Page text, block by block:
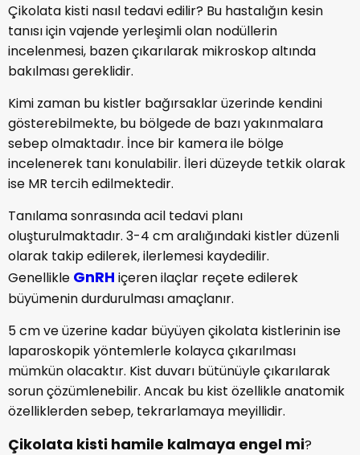
Çikolata kisti nasıl tedavi edilir? Bu hastalığın kesin
tanısı için vajende yerleşimli olan nodüllerin
incelenmesi, bazen çıkarılarak mikroskop altında
bakılması gereklidir.
Kimi zaman bu kistler bağırsaklar üzerinde kendini
gösterebilmekte, bu bölgede de bazı yakınmalara
sebep olmaktadır. İnce bir kamera ile bölge
incelenerek tanı konulabilir. İleri düzeyde tetkik olarak
ise MR tercih edilmektedir.
Tanılama sonrasında acil tedavi planı
oluşturulmaktadır. 3-4 cm aralığındaki kistler düzenli
olarak takip edilerek, ilerlemesi kaydedilir.
Genellikle GnRH içeren ilaçlar reçete edilerek
büyümenin durdurulması amaçlanır.
5 cm ve üzerine kadar büyüyen çikolata kistlerinin ise
laparoskopik yöntemlerle kolayca çıkarılması
mümkün olacaktır. Kist duvarı bütünüyle çıkarılarak
sorun çözümlenebilir. Ancak bu kist özellikle anatomik
özelliklerden sebep, tekrarlamaya meyillidir.
Çikolata kisti hamile kalmaya engel mi?